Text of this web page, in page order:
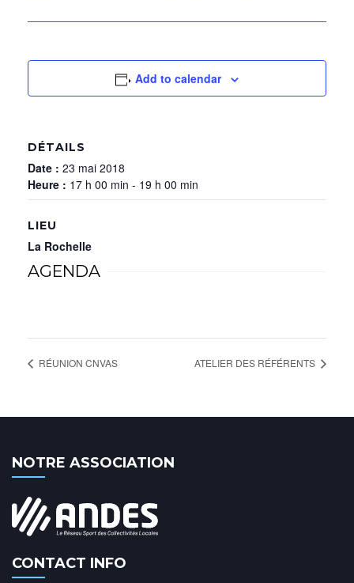
Add to calendar
DÉTAILS
Date : 23 mai 2018
Heure : 17 h 00 min - 19 h 00 min
LIEU
La Rochelle
AGENDA
RÉUNION CNVAS ATELIER DES RÉFÉRENTS
NOTRE ASSOCIATION
CONTACT INFO